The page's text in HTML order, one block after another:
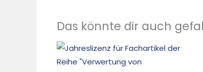
Das könnte dir auch